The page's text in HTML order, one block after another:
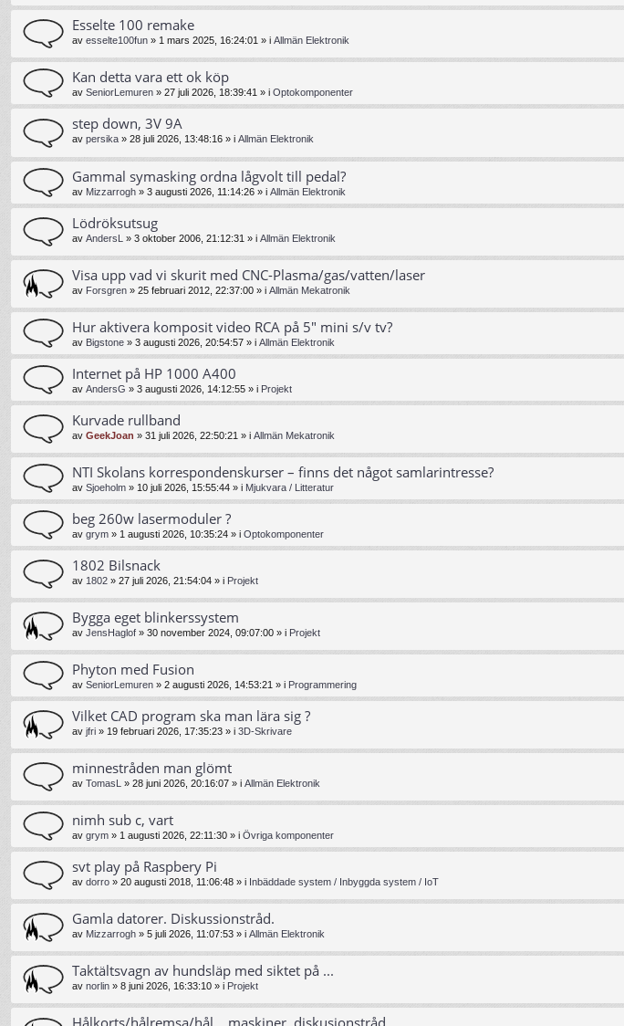
Esselte 100 remake
av esselte100fun » 1 mars 2025, 16:24:01 » i Allmän Elektronik
Kan detta vara ett ok köp
av SeniorLemuren » 27 juli 2026, 18:39:41 » i Optokomponenter
step down, 3V 9A
av persika » 28 juli 2026, 13:48:16 » i Allmän Elektronik
Gammal symasking ordna lågvolt till pedal?
av Mizzarrogh » 3 augusti 2026, 11:14:26 » i Allmän Elektronik
Lödröksutsug
av AndersL » 3 oktober 2006, 21:12:31 » i Allmän Elektronik
Visa upp vad vi skurit med CNC-Plasma/gas/vatten/laser
av Forsgren » 25 februari 2012, 22:37:00 » i Allmän Mekatronik
Hur aktivera komposit video RCA på 5" mini s/v tv?
av Bigstone » 3 augusti 2026, 20:54:57 » i Allmän Elektronik
Internet på HP 1000 A400
av AndersG » 3 augusti 2026, 14:12:55 » i Projekt
Kurvade rullband
av GeekJoan » 31 juli 2026, 22:50:21 » i Allmän Mekatronik
NTI Skolans korrespondenskurser – finns det något samlarintresse?
av Sjoeholm » 10 juli 2026, 15:55:44 » i Mjukvara / Litteratur
beg 260w lasermoduler ?
av grym » 1 augusti 2026, 10:35:24 » i Optokomponenter
1802 Bilsnack
av 1802 » 27 juli 2026, 21:54:04 » i Projekt
Bygga eget blinkerssystem
av JensHaglof » 30 november 2024, 09:07:00 » i Projekt
Phyton med Fusion
av SeniorLemuren » 2 augusti 2026, 14:53:21 » i Programmering
Vilket CAD program ska man lära sig ?
av jfri » 19 februari 2026, 17:35:23 » i 3D-Skrivare
minnestråden man glömt
av TomasL » 28 juni 2026, 20:16:07 » i Allmän Elektronik
nimh sub c, vart
av grym » 1 augusti 2026, 22:11:30 » i Övriga komponenter
svt play på Raspbery Pi
av dorro » 20 augusti 2018, 11:06:48 » i Inbäddade system / Inbyggda system / IoT
Gamla datorer. Diskussionstråd.
av Mizzarrogh » 5 juli 2026, 11:07:53 » i Allmän Elektronik
Taktältsvagn av hundsläp med siktet på ...
av norlin » 8 juni 2026, 16:33:10 » i Projekt